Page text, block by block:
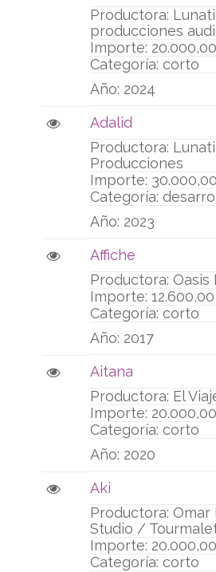
producciones
corto
2024
Adalid
Producciones
2023
Affiche
Oasis
corto
2017
Aitana
El
corto
2020
Aki
Omar
Studio /
corto